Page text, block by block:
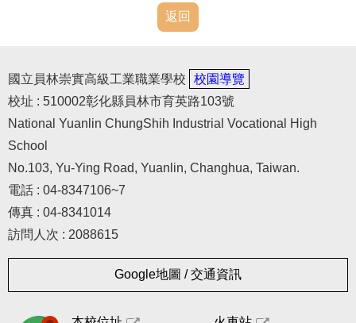
返回
國立員林崇實高級工業職業學校
校園導覽
校址 : 510002彰化縣員林市育英路103號
National Yuanlin ChungShih Industrial Vocational High
School
No.103, Yu-Ying Road, Yuanlin, Changhua, Taiwan.
電話 : 04-8347106~7
傳真 : 04-8341014
訪問人次 : 2088615
Google地圖 / 交通資訊